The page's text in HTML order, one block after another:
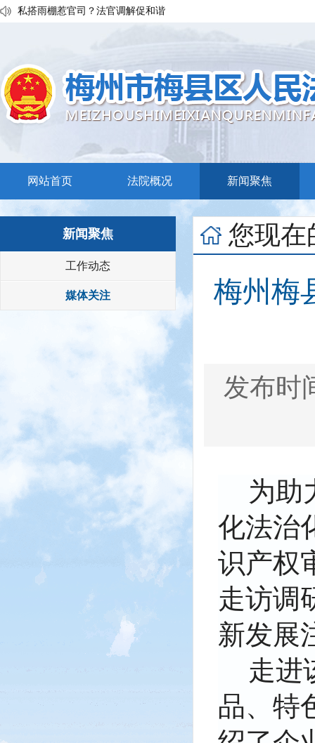
私搭雨棚惹官司？法官调解促和谐
网站首页 法院概况 新闻聚焦
新闻聚焦
工作动态
媒体关注
您现
梅州梅
发布时
为助
化法治
识产权
走访调
新发展
走进
品、特